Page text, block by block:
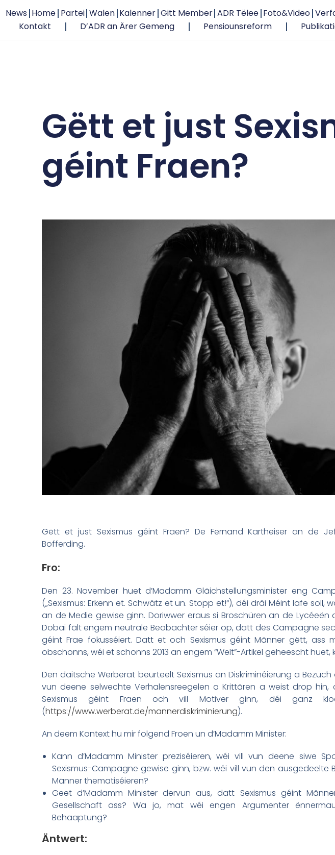
News Home Partei Walen Kalenner Gitt Member ADR Tëlee Foto&Video
Kontakt
D’ADR an Ärer Gemeng Pensiounsreform
Gëtt et just
géint Fraen?
Gëtt et just Sexismus géint Fraen? De Fernand Kartheiser an de
Bofferding.
Fro:
Den 23. November huet d’Madamm Gläichstellungsminister eng
(„Sexismus: Erkenn et. Schwätz et un. Stopp et!“), déi dräi Méint lafe
an de Medie gewise ginn. Doriwwer eraus si Broschüren an de
Dobäi fält engem neutrale Beobachter séier op, datt dës Campagne
géint Frae fokusséiert. Datt et och Sexismus géint Männer gëtt, ass
obschonns, wéi et schonns 2013 an engem “Welt”-Artikel geheescht
Den däitsche Werberat beurteelt Sexismus an Diskriminéierung a
vun deene selwechte Verhalensreegelen a Krittären a weist drop
Sexismus géint Fraen och vill Motiver ginn, déi ganz
(https://www.werberat.de/mannerdiskriminierung).
An deem Kontext hu mir folgend Froen un d’Madamm Minister:
Kann d’Madamm Minister preziséieren, wéi vill vun deene siwe
Sexismus-Campagne gewise ginn, bzw. wéi vill vun den ausgedeelte
Männer thematiséieren?
Geet d’Madamm Minister dervun aus, datt Sexismus géint
Gesellschaft ass? Wa jo, mat wéi engen Argumenter
Behaaptung?
Äntwert: